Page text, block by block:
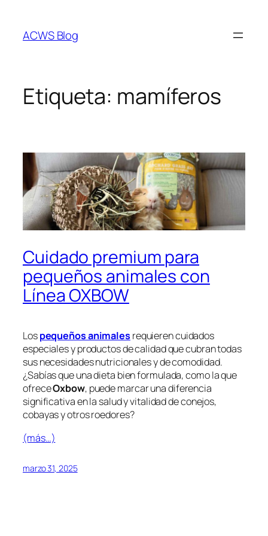
contenido
ACWS Blog
Etiqueta: mamíferos
Cuidado premium para
pequeños animales con
Línea OXBOW
Lospequeños animalesrequieren cuidados
especiales y productos de calidad que cubran todas
sus necesidades nutricionales y de comodidad.
¿Sabías que una dieta bien formulada, como la que
ofreceOxbow, puede marcar una diferencia
significativa en la salud y vitalidad de conejos,
cobayas y otros roedores?
(más…)
marzo 31, 2025